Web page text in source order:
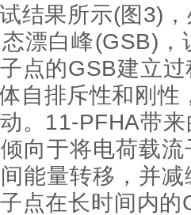
结果所示(图3)
漂白峰(GSB)
点的GSB建立
自排斥性和刚
。11-PFHA带
向于将电荷载
能量转移，并
点在长时间内